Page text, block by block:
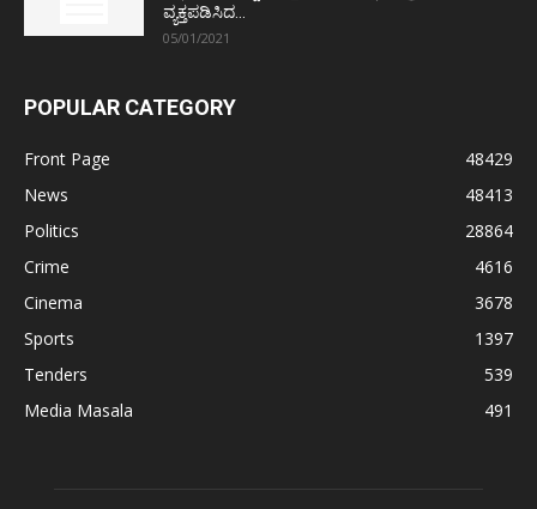
ವ್ಯಕ್ತಪಡಿಸಿದ...
05/01/2021
POPULAR CATEGORY
Front Page
48429
News
48413
Politics
28864
Crime
4616
Cinema
3678
Sports
1397
Tenders
539
Media Masala
491